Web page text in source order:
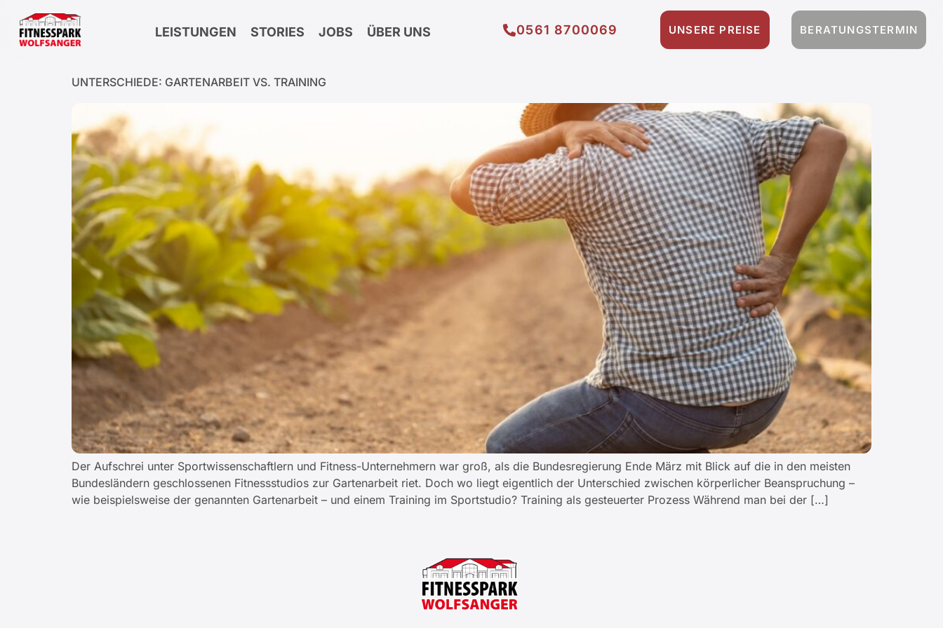
springen
LEISTUNGEN STORIES JOBS ÜBER UNS 0561 8700069 UNSERE PREISE BERATUNGSTERMIN
UNTERSCHIEDE: GARTENARBEIT VS. TRAINING
Der Aufschrei unter Sportwissenschaftlern und Fitness-Unternehmern war groß, als die Bundesregierung Ende März mit Blick auf die in den meisten
Bundesländern geschlossenen Fitnessstudios zur Gartenarbeit riet. Doch wo liegt eigentlich der Unterschied zwischen körperlicher Beanspruchung –
wie beispielsweise der genannten Gartenarbeit – und einem Training im Sportstudio? Training als gesteuerter Prozess Während man bei der […]